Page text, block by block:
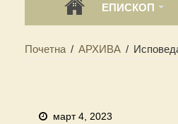
ЕПИСКОП
Почетна / АРХИВА /
март 4, 2023